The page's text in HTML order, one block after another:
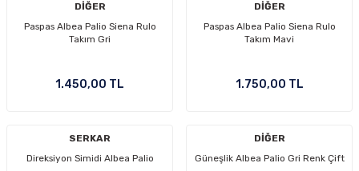
DİĞER
Paspas Albea Palio Siena Rulo
Takım Gri
1.450,00 TL
DİĞER
Paspas Albea Palio Siena Rulo
Takım Mavi
1.750,00 TL
SERKAR
Direksiyon Simidi Albea Palio
DİĞER
Güneşlik Albea Palio Gri Renk Çift